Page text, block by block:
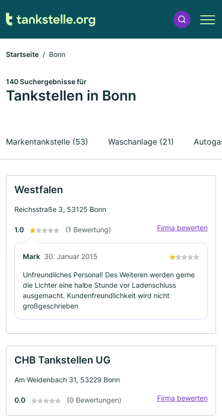
Startseite Bonn
140 Suchergebnisse für
Tankstellen in Bonn
Markentankstelle (53) Waschanlage (21)
Westfalen
Reichsstraße 3, 53125 Bonn
1.0 (1 Bewertung) Firma bewerten
Mark 30. Januar 2015
Unfreundliches Personal! Des Weiteren werden gerne
die Lichter eine halbe Stunde vor Ladenschluss
ausgemacht. Kundenfreundlichkeit wird nicht
großgeschrieben
CHB Tankstellen UG
Am Weidenbach 31, 53229 Bonn
0.0 (0 Bewertungen) Firma bewerten